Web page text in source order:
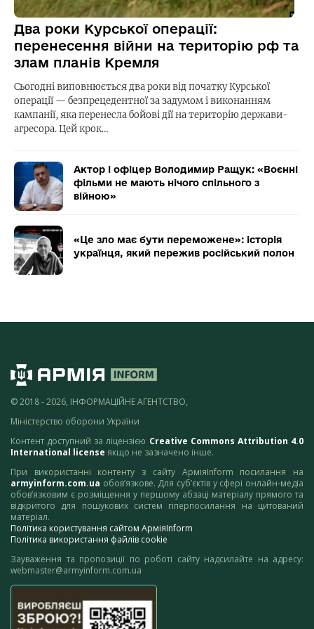
Два роки Курської операції:
перенесення війни на територію рф та
злам планів Кремля
Сьогодні виповнюється два роки від початку Курської
операції — безпрецедентної за задумом і виконанням
кампанії, яка перенесла бойові дії на територію держави-
агресора. Цей крок…
Актор і офіцер Володимир Ращук: «Воєнні
фільми не мають нічого спільного з
війною»
«Це зло має бути переможене»: історія
українця, який пережив російський полон
© 2018 - 2026, ІНФОРМАЦІЙНЕ АГЕНТСТВО,
Міністерство оборони України
Контент доступний за ліцензією Creative Commons Attribution 4.0
International license якщо не зазначено інше.
При використанні контенту з сайту АрміяInform посилання на
armyinform.com.ua обов’язкове. Для суб’єктів у сфері онлайн-медіа
обов’язковим є розміщення у першому абзаці матеріалу прямого та
відкритого для пошукових систем гіперпосилання на цитований
матеріал.
Політика користування сайтом АрміяInform
Політика використання файлів cookie
Зауваження та пропозиції по роботі сайту надсилайте на адресу:
webmaster@armyinform.com.ua